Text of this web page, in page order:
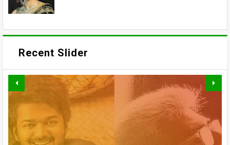
Recent Slider
வாரிசு திரைப்படத்தையும்